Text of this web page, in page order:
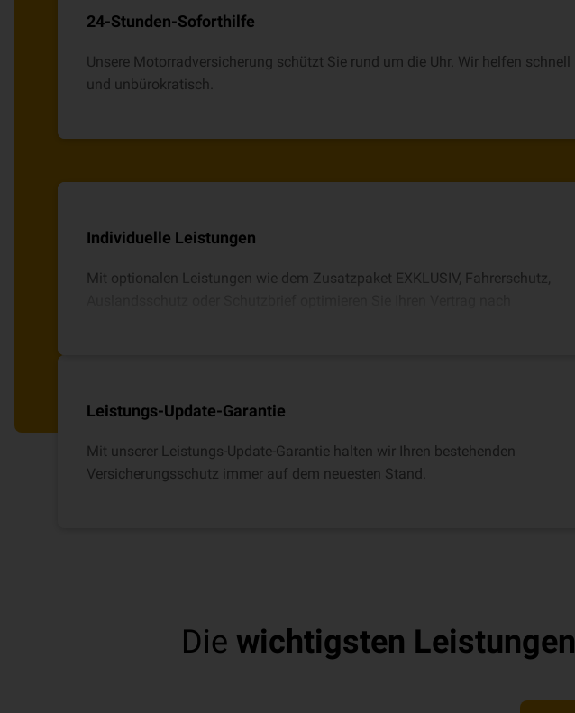
24-Stunden-Soforthilfe
Unsere Motorradversicherung schützt Sie rund um die Uhr. Wir helfen schnell
und unbürokratisch.
Individuelle Leistungen
Mit optionalen Leistungen wie dem Zusatzpaket EXKLUSIV, Fahrerschutz,
Leistungs-Update-Garantie
Mit unserer Leistungs-Update-Garantie halten wir Ihren bestehenden
Versicherungsschutz immer auf dem neuesten Stand.
Die wichtigsten Leistungen